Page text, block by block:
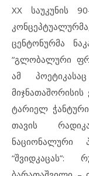
XX საუკუნის
ცენტონურმა
“გლობალური
ამ
ტარიელ
თავის
ნაციონალური